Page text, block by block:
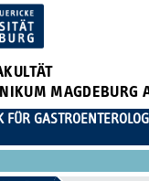
MAGDEBURG
FÜR